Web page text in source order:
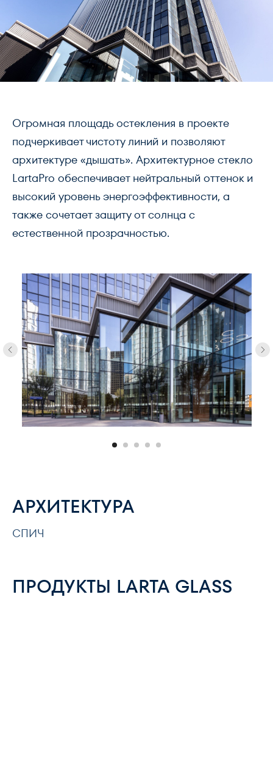
Огромная площадь остекления в проекте
подчеркивает чистоту линий и позволяют
архитектуре «дышать». Архитектурное стекло
LartaPro обеспечивает нейтральный оттенок и
высокий уровень энергоэффективности, а
также сочетает защиту от солнца с
естественной прозрачностью.
АРХИТЕКТУРА
СПИЧ
ПРОДУКТЫ LARTA GLASS